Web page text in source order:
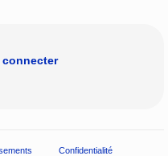
connecter
Confidentialité